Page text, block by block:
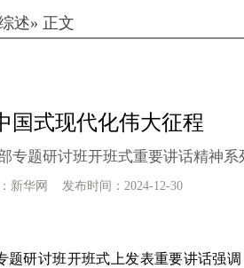
述» 正文
国式现代化伟大征程
题研讨班开班式重要讲话精神系
新华网 发布时间：2024-12-30
研讨班开班式上发表重要讲话强调